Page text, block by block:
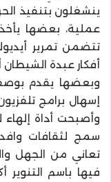
ينشغلون بتنفيذ
عملية، بعضها
تتضمن تمرير
أفكار عبدة الشيطان
وبعضها يقدم
إسهال برامج
وأصبحت أداة
سمج لثقافات
تعاني من الجهل
فيها باسم التنوير